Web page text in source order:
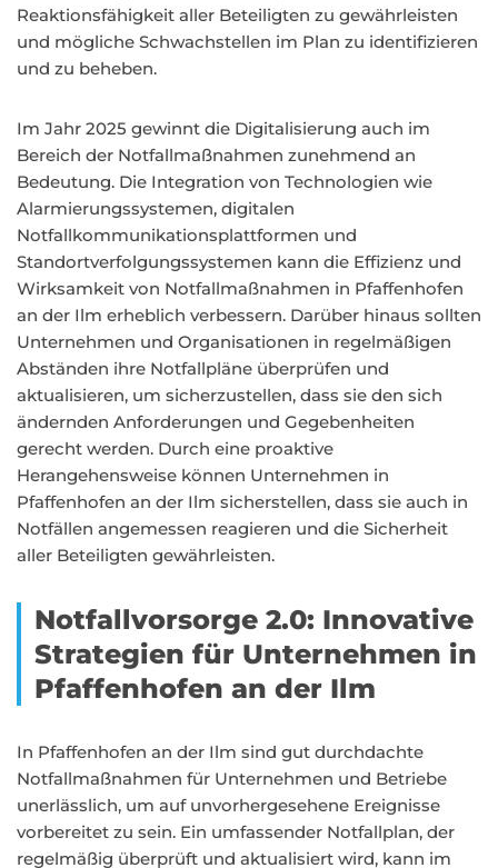
Reaktionsfähigkeit aller Beteiligten zu gewährleisten
und mögliche Schwachstellen im Plan zu identifizieren
und zu beheben.
Im Jahr 2025 gewinnt die Digitalisierung auch im
Bereich der Notfallmaßnahmen zunehmend an
Bedeutung. Die Integration von Technologien wie
Alarmierungssystemen, digitalen
Notfallkommunikationsplattformen und
Standortverfolgungssystemen kann die Effizienz und
Wirksamkeit von Notfallmaßnahmen in Pfaffenhofen
an der Ilm erheblich verbessern. Darüber hinaus sollten
Unternehmen und Organisationen in regelmäßigen
Abständen ihre Notfallpläne überprüfen und
aktualisieren, um sicherzustellen, dass sie den sich
ändernden Anforderungen und Gegebenheiten
gerecht werden. Durch eine proaktive
Herangehensweise können Unternehmen in
Pfaffenhofen an der Ilm sicherstellen, dass sie auch in
Notfällen angemessen reagieren und die Sicherheit
aller Beteiligten gewährleisten.
Notfallvorsorge 2.0: Innovative
Strategien für Unternehmen in
Pfaffenhofen an der Ilm
In Pfaffenhofen an der Ilm sind gut durchdachte
Notfallmaßnahmen für Unternehmen und Betriebe
unerlässlich, um auf unvorhergesehene Ereignisse
vorbereitet zu sein. Ein umfassender Notfallplan, der
regelmäßig überprüft und aktualisiert wird, kann im